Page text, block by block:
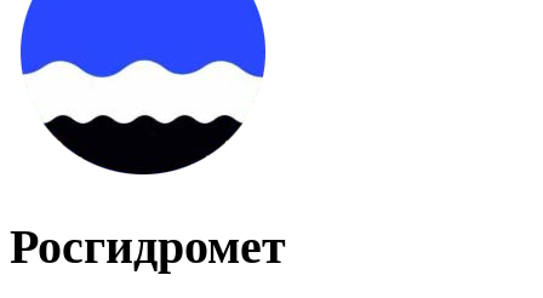
Росгидромет